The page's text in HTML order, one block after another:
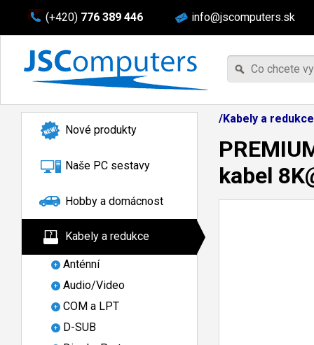
(+420) 776 389 446 info@jscomputers.sk
Nové produkty
Naše PC sestavy
Hobby a domácnost
Kabely a redukce
Anténní
Audio/Video
COM a LPT
D-SUB
/Kabely a
kabel